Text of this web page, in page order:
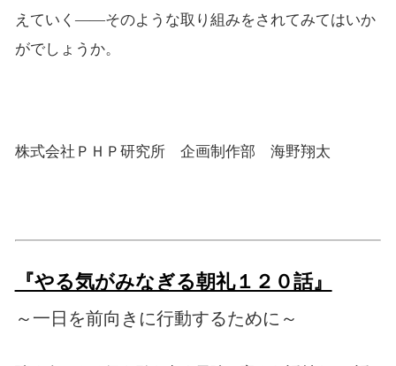
えていく――そのような取り組みをされてみてはいか
がでしょうか。
株式会社ＰＨＰ研究所 企画制作部 海野翔太
『やる気がみなぎる朝礼１２０話』
～一日を前向きに行動するために～